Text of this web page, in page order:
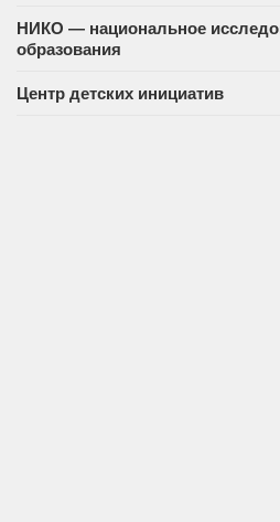
НИКО — национальное
образования
Центр детских инициатив